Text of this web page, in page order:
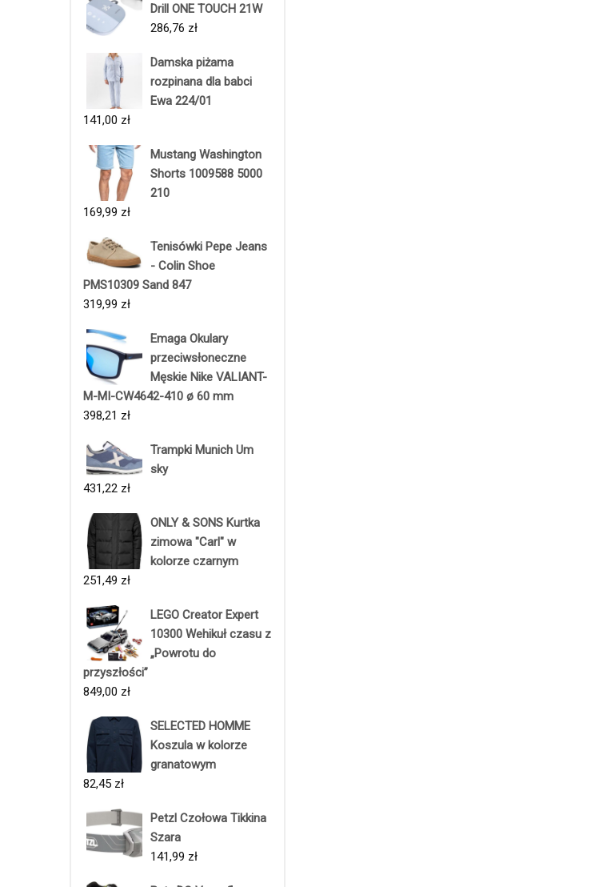
Drill ONE TOUCH 21W
286,76 zł
Damska piżama
rozpinana dla babci
Ewa 224/01
141,00 zł
Mustang Washington
Shorts 1009588 5000
210
169,99 zł
Tenisówki Pepe Jeans
- Colin Shoe
PMS10309 Sand 847
319,99 zł
Emaga Okulary
przeciwsłoneczne
Męskie Nike VALIANT-
M-MI-CW4642-410 ø 60 mm
398,21 zł
Trampki Munich Um
sky
431,22 zł
ONLY & SONS Kurtka
zimowa "Carl" w
kolorze czarnym
251,49 zł
LEGO Creator Expert
10300 Wehikuł czasu z
„Powrotu do
przyszłości”
849,00 zł
SELECTED HOMME
Koszula w kolorze
granatowym
82,45 zł
Petzl Czołowa Tikkina
Szara
141,99 zł